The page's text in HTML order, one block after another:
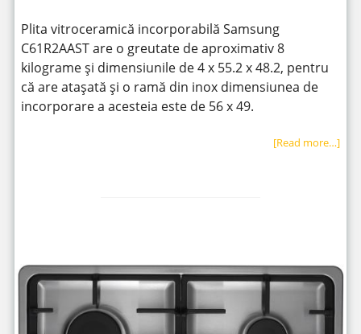
Plita vitroceramică incorporabilă Samsung
C61R2AAST are o greutate de aproximativ 8
kilograme și dimensiunile de 4 x 55.2 x 48.2, pentru
că are atașată și o ramă din inox dimensiunea de
incorporare a acesteia este de 56 x 49.
[Read more…]